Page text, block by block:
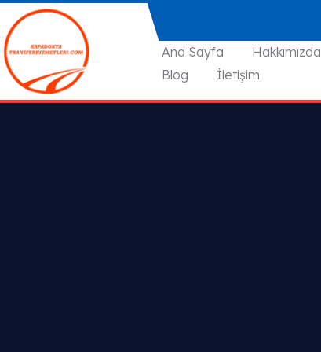
Ana Sayfa Hakkımızda
Blog
İletişim